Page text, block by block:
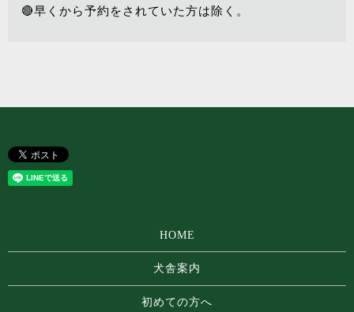
🔴早くから予約をされていた方は除く。
HOME
犬舎案内
初めての方へ